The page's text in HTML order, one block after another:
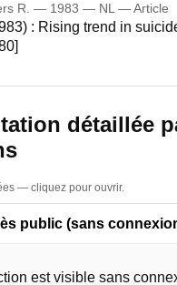
R. — 1983 — NL — Article
: Rising trend in
détaillée
— cliquez pour ouvrir.
public (sans
est visible sans